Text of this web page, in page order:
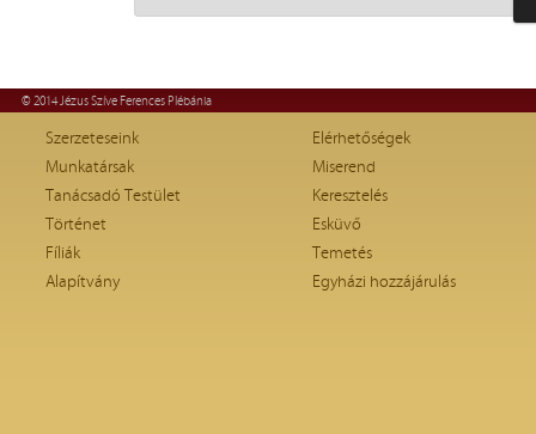
© 2014 Jézus Szíve Ferences Plébánia
Szerzeteseink
Munkatársak
Tanácsadó Testület
Történet
Fíliák
Alapítvány
Elérhetőségek
Miserend
Keresztelés
Esküvő
Temetés
Egyházi hozzájárulás